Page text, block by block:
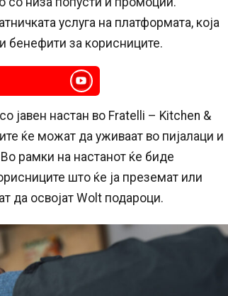
услуга на платформата, која
бенефити за корисниците.
јавен настан во Fratelli – Kitchen &
ќе можат да уживаат во пијалаци и
рамки на настанот ќе биде
што ќе ја преземат или
да освојат Wolt подароци.